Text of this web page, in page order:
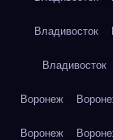
Владивосток
Владивосток
Воронеж
Воронеж